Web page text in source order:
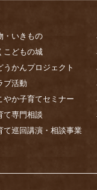
・いきもの
こどもの城
かんプロジェクト
ブ活動
やか子育てセミナー
て専門相談
て巡回講演・相談事業